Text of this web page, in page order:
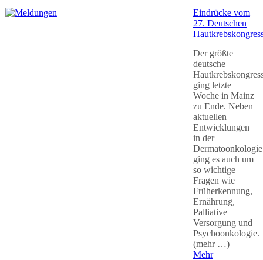
Eindrücke vom
27. Deutschen
Der größte
deutsche
ging letzte
Woche in Mainz
zu Ende. Neben
aktuellen
Entwicklungen
in der
Dermatoonkologie
ging es auch um
so wichtige
Fragen wie
Früherkennung,
Ernährung,
Palliative
Versorgung und
Psychoonkologie.
(mehr …)
Mehr